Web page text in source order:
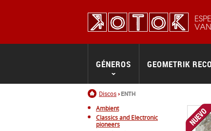
Inicio
Discos ENTH
GÉNEROS GEOMETRIK
Ambient
Classics and Electronic
pioneers